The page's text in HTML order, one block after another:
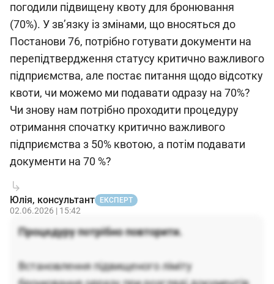
погодили підвищену квоту для бронювання
(70%). У зв’язку із змінами, що вносяться до
Постанови 76, потрібно готувати документи на
перепідтвердження статусу критично важливого
підприємства, але постає питання щодо відсотку
квоти, чи можемо ми подавати одразу на 70%?
Чи знову нам потрібно проходити процедуру
отримання спочатку критично важливого
підприємства з 50% квотою, а потім подавати
документи на 70 %?
Юлія, консультант ЕКСПЕРТ
02.06.2026 | 15:42
Процедуру потрібно повторити.
Встановлення підвищеного ліміту